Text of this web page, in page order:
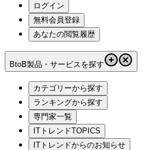
ログイン
無料会員登録
あなたの閲覧履歴
BtoB製品・サービスを探す
カテゴリーから探す
ランキングから探す
専門家一覧
ITトレンドTOPICS
ITトレンドからのお知らせ